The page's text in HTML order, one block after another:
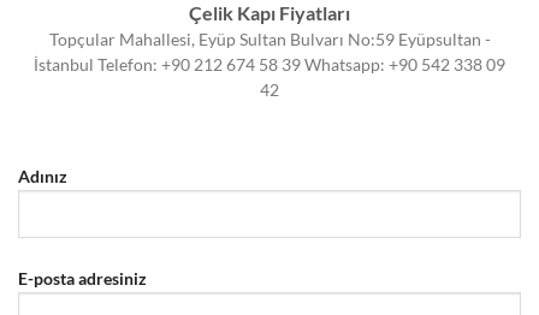
Çelik Kapı Fiyatları
Topçular Mahallesi, Eyüp Sultan Bulvarı No:59 Eyüpsultan -
İstanbul Telefon: +90 212 674 58 39 Whatsapp: +90 542 338 09
42
Adınız
E-posta adresiniz